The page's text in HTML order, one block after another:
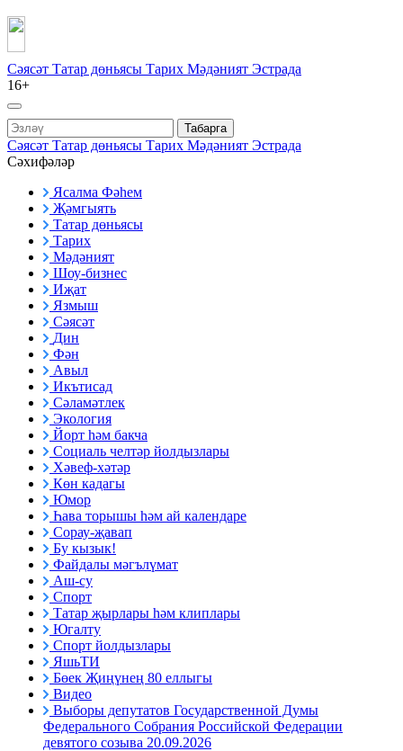
Сәясәт Татар дөньясы Тарих Мәдәният Эстрада
16+
Табарга
Сәясәт Татар дөньясы Тарих Мәдәният Эстрада
Сәхифәләр
Ясалма Фәһем
Җәмгыять
Татар дөньясы
Тарих
Мәдәният
Шоу-бизнес
Иҗат
Язмыш
Сәясәт
Дин
Фән
Авыл
Икътисад
Сәламәтлек
Экология
Йорт һәм бакча
Социаль челтәр йолдызлары
Хәвеф-хәтәр
Көн кадагы
Юмор
Һава торышы һәм ай календаре
Сорау-җавап
Бу кызык!
Файдалы мәгълүмат
Аш-су
Спорт
Татар җырлары һәм клиплары
Югалту
Спорт йолдызлары
ЯшьТИ
Бөек Җиңүнең 80 еллыгы
Видео
Выборы депутатов Государственной Думы
Федерального Собрания Российской Федерации
девятого созыва 20.09.2026